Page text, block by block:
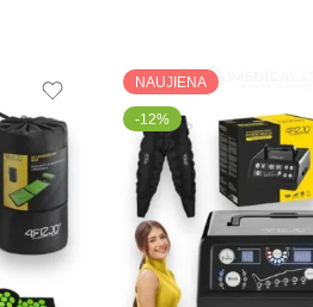
NAUJIENA
-12%